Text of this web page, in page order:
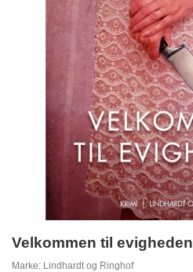
Velkommen til evigheden
Marke: Lindhardt og Ringhof